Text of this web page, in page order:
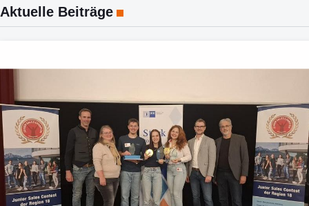
Aktuelle Beiträge